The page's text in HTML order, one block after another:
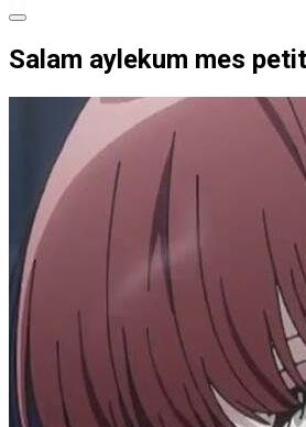
Salam aylekum mes